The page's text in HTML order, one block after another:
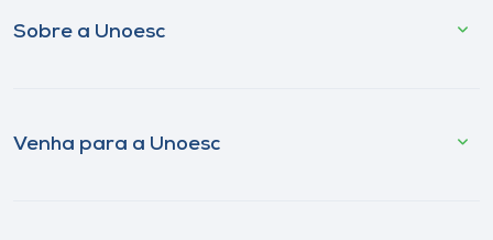
Sobre a Unoesc
Venha para a Unoesc